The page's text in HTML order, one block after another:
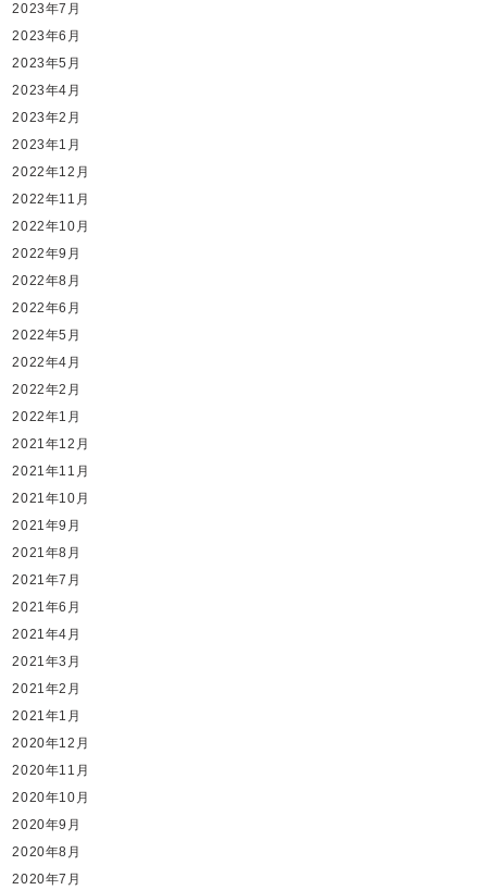
2023年7月
2023年6月
2023年5月
2023年4月
2023年2月
2023年1月
2022年12月
2022年11月
2022年10月
2022年9月
2022年8月
2022年6月
2022年5月
2022年4月
2022年2月
2022年1月
2021年12月
2021年11月
2021年10月
2021年9月
2021年8月
2021年7月
2021年6月
2021年4月
2021年3月
2021年2月
2021年1月
2020年12月
2020年11月
2020年10月
2020年9月
2020年8月
2020年7月